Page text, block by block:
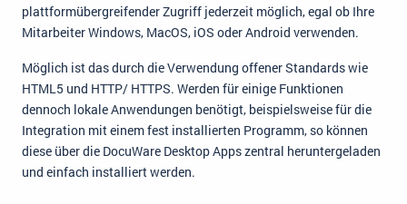
plattformübergreifender Zugriff jederzeit möglich, egal ob Ihre
Mitarbeiter Windows, MacOS, iOS oder Android verwenden.
Möglich ist das durch die Verwendung offener Standards wie
HTML5 und HTTP/ HTTPS. Werden für einige Funktionen
dennoch lokale Anwendungen benötigt, beispielsweise für die
Integration mit einem fest installierten Programm, so können
diese über die DocuWare Desktop Apps zentral heruntergeladen
und einfach installiert werden.